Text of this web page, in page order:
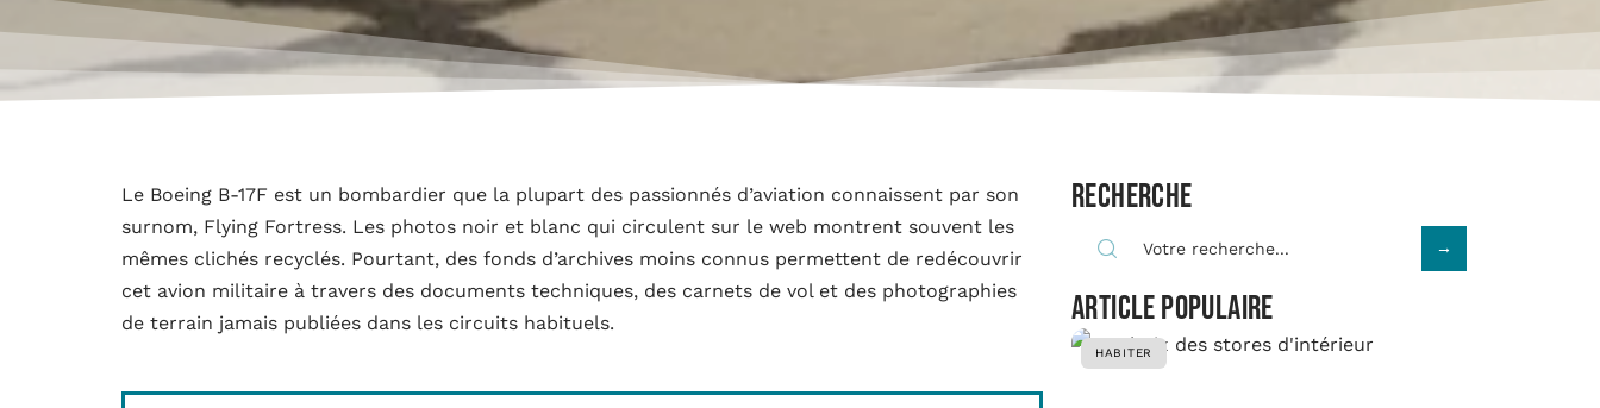
Le Boeing B-17F est un bombardier que la plupart des passionnés d’aviation connaissent par son
surnom, Flying Fortress. Les photos noir et blanc qui circulent sur le web montrent souvent les
mêmes clichés recyclés. Pourtant, des fonds d’archives moins connus permettent de redécouvrir
cet avion militaire à travers des documents techniques, des carnets de vol et des photographies
de terrain jamais publiées dans les circuits habituels.
Recherche
Article populaire
HABITER